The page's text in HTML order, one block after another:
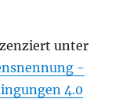
unter
-
4.0